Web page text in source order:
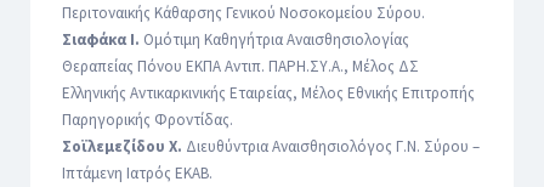
Περιτοναικής Κάθαρσης Γενικού Νοσοκομείου Σύρου.
Σιαφάκα Ι. Ομότιμη Καθηγήτρια Αναισθησιολογίας
Θεραπείας Πόνου ΕΚΠΑ Αντιπ. ΠΑΡΗ.ΣΥ.Α., Μέλος ΔΣ
Ελληνικής Αντικαρκινικής Εταιρείας, Μέλος Εθνικής Επιτροπής
Παρηγορικής Φροντίδας.
Σοϊλεμεζίδου Χ. Διευθύντρια Αναισθησιολόγος Γ.Ν. Σύρου –
Ιπτάμενη Ιατρός ΕΚΑΒ.